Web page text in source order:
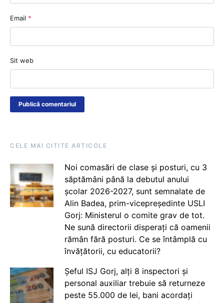
Email *
Sit web
CELE MAI CITITE ARTICOLE
Noi comasări de clase și posturi, cu 3
săptămâni până la debutul anului
școlar 2026-2027, sunt semnalate de
Alin Badea, prim-vicepreședinte USLI
Gorj: Ministerul o comite grav de tot.
Ne sună directorii disperați că oamenii
rămân fără posturi. Ce se întâmplă cu
învățătorii, cu educatorii?
Șeful ISJ Gorj, alți 8 inspectori și
personal auxiliar trebuie să returneze
peste 55.000 de lei, bani acordați